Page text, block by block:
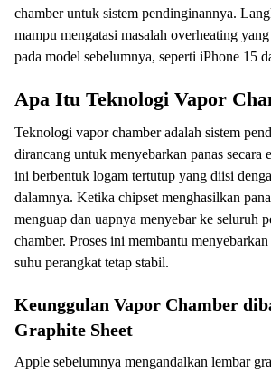
chamber untuk sistem pendinginannya.
mampu mengatasi masalah overheating
pada model sebelumnya, seperti iPhone 15
Apa Itu Teknologi Vapor
Teknologi vapor chamber adalah sistem
dirancang untuk menyebarkan panas secara
ini berbentuk logam tertutup yang diisi
dalamnya. Ketika chipset menghasilkan
menguap dan uapnya menyebar ke seluruh
chamber. Proses ini membantu
suhu perangkat tetap stabil.
Keunggulan Vapor Chamber
Graphite Sheet
Apple sebelumnya mengandalkan lembar